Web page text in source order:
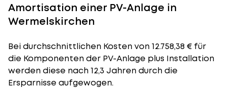
Amortisation einer PV-Anlage in
Wermelskirchen
Bei durchschnittlichen Kostenvon 12.758,38 € für
die Komponenten der PV-Anlage plus Installation
werden diese nach 12,3 Jahren durch die
Ersparnisse aufgewogen.